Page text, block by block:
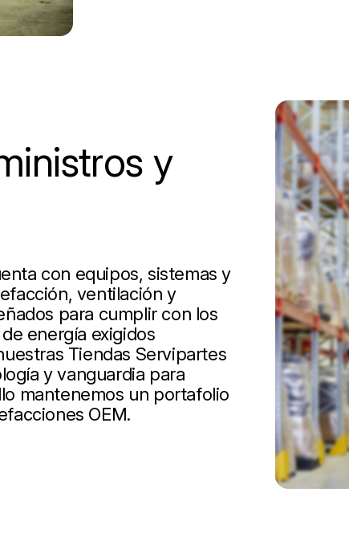
y
con equipos, sistemas y
ventilación y
para cumplir con los
energía exigidos
Tiendas Servipartes
y vanguardia para
mantenemos un portafolio
OEM.